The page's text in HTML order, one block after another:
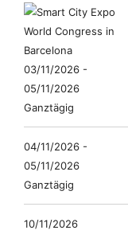
03/11/2026 -
05/11/2026
Ganztägig
04/11/2026 -
05/11/2026
Ganztägig
10/11/2026